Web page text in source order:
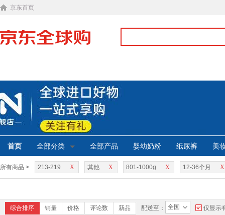
京东首页
首页 全部分类 全部产品 婴幼奶粉 纸尿裤 美
所有商品 > X
213-219 X
其他 X
801-1000g X
12-36个月
综合排序 销量 价格 评论数 新品 配送至： 全国 仅显示